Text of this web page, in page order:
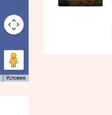
Условия